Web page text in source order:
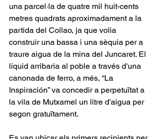
una parcel·la de quatre mil huit-cents
metres quadrats aproximadament a la
partida del Collao, ja que volia
construir una bassa i una sèquia per a
traure aigua de la mina del Juncaret. El
líquid arribaria al poble a través d'una
canonada de ferro, a més, “La
Inspiración” va concedir a perpetuïtat a
la vila de Mutxamel un litre d'aigua per
segon gratuïtament.